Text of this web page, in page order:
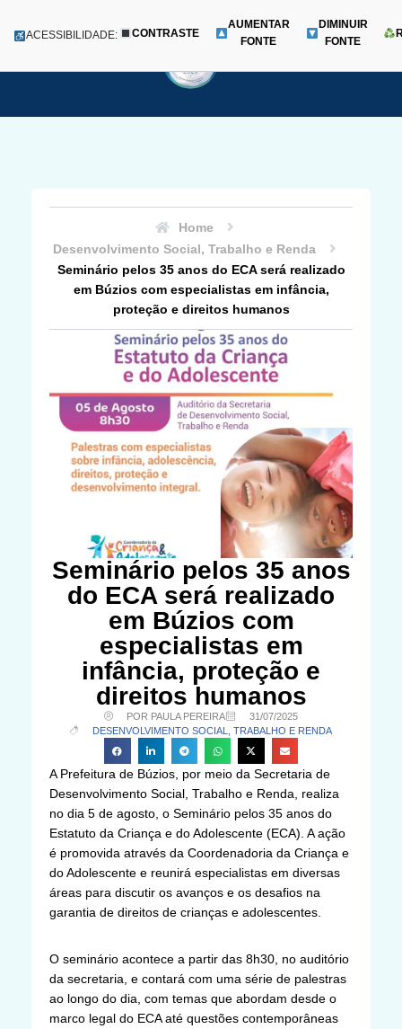
para
Menu
ACESSIBILIDADE: CONTRASTE
AUMENTAR
FONTE
DIMINUIR
FONTE
Home
Desenvolvimento Social, Trabalho e Renda
Seminário pelos 35 anos do ECA será realizado
em Búzios com especialistas em infância,
proteção e direitos humanos
Seminário pelos 35 anos
do ECA será realizado
em Búzios com
especialistas em
infância, proteção e
direitos humanos
POR PAULA PEREIRA
31/07/2025
DESENVOLVIMENTO SOCIAL, TRABALHO E RENDA
A Prefeitura de Búzios, por meio da Secretaria de
Desenvolvimento Social, Trabalho e Renda, realiza
no dia 5 de agosto, o Seminário pelos 35 anos do
Estatuto da Criança e do Adolescente (ECA). A ação
é promovida através da Coordenadoria da Criança e
do Adolescente e reunirá especialistas em diversas
áreas para discutir os avanços e os desafios na
garantia de direitos de crianças e adolescentes.
O seminário acontece a partir das 8h30, no auditório
da secretaria, e contará com uma série de palestras
ao longo do dia, com temas que abordam desde o
marco legal do ECA até questões contemporâneas